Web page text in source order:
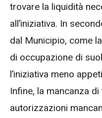
trovare la liquidità
all’iniziativa. In
dal Municipio, come
di occupazione di
l’iniziativa meno
Infine, la mancanza
autorizzazioni